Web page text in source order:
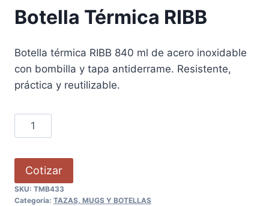
Botella Térmica RIBB
Botella térmica RIBB 840 ml de acero inoxidable
con bombilla y tapa antiderrame. Resistente,
práctica y reutilizable.
Cotizar
SKU: TMB433
Categoría: TAZAS, MUGS Y BOTELLAS